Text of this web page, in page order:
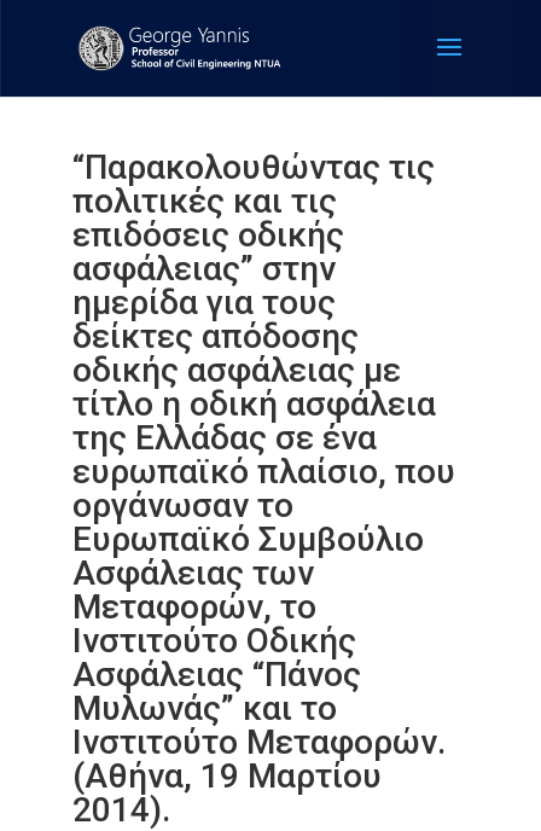
“Παρακολουθώντας τις
πολιτικές και τις
επιδόσεις οδικής
ασφάλειας” στην
ημερίδα για τους
δείκτες απόδοσης
οδικής ασφάλειας με
τίτλο η οδική ασφάλεια
της Ελλάδας σε ένα
ευρωπαϊκό πλαίσιο, που
οργάνωσαν το
Ευρωπαϊκό Συμβούλιο
Ασφάλειας των
Μεταφορών, το
Ινστιτούτο Οδικής
Ασφάλειας “Πάνος
Μυλωνάς” και το
Ινστιτούτο Μεταφορών.
(Αθήνα, 19 Μαρτίου
2014).